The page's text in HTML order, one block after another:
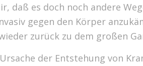
daß es doch noch andere
gegen den Körper
zurück zu dem großen
der Entstehung von